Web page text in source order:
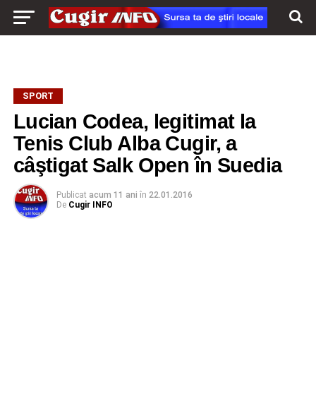
SPORT
Lucian Codea, legitimat la
Tenis Club Alba Cugir, a
câştigat Salk Open în Suedia
Publicat acum 11 ani în 22.01.2016
De Cugir INFO